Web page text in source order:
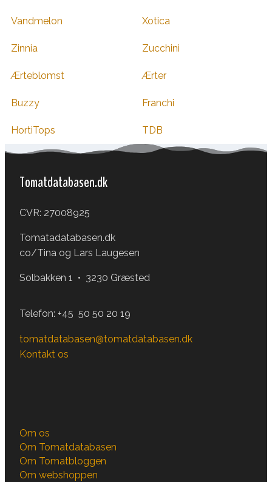
Vandmelon Xotica
Zinnia Zucchini
Ærteblomst Ærter
Buzzy Franchi
HortiTops TDB
Tomatdatabasen.dk
CVR: 27008925
Tomatadatabasen.dk
co/Tina og Lars Laugesen
Solbakken 1 • 3230 Græsted
Telefon: +45 50 50 20 19
tomatdatabasen@tomatdatabasen.dk
Kontakt os
Om os
Om Tomatdatabasen
Om Tomatbloggen
Om webshoppen